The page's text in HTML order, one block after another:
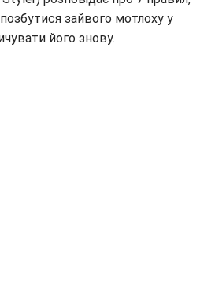
зайвого мотлоху у
його знову.